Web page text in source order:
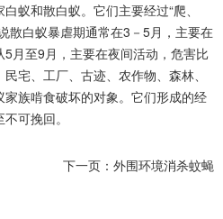
蚁和散白蚁。它们主要经过“爬、
散白蚁暴虐期通常在3－5月，主要在
月至9月，主要在夜间活动，危害比
宅、工厂、古迹、农作物、森林、
族啃食破坏的对象。它们形成的经
可挽回。
下一页： 外围环境消杀蚊蝇